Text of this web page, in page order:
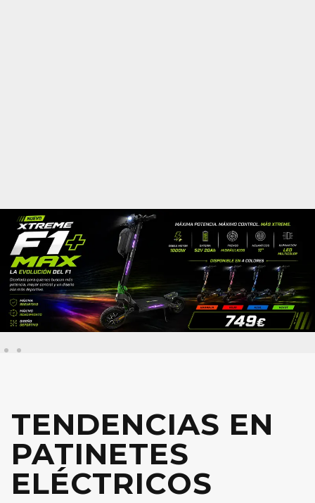
TENDENCIAS EN
PATINETES
ELÉCTRICOS